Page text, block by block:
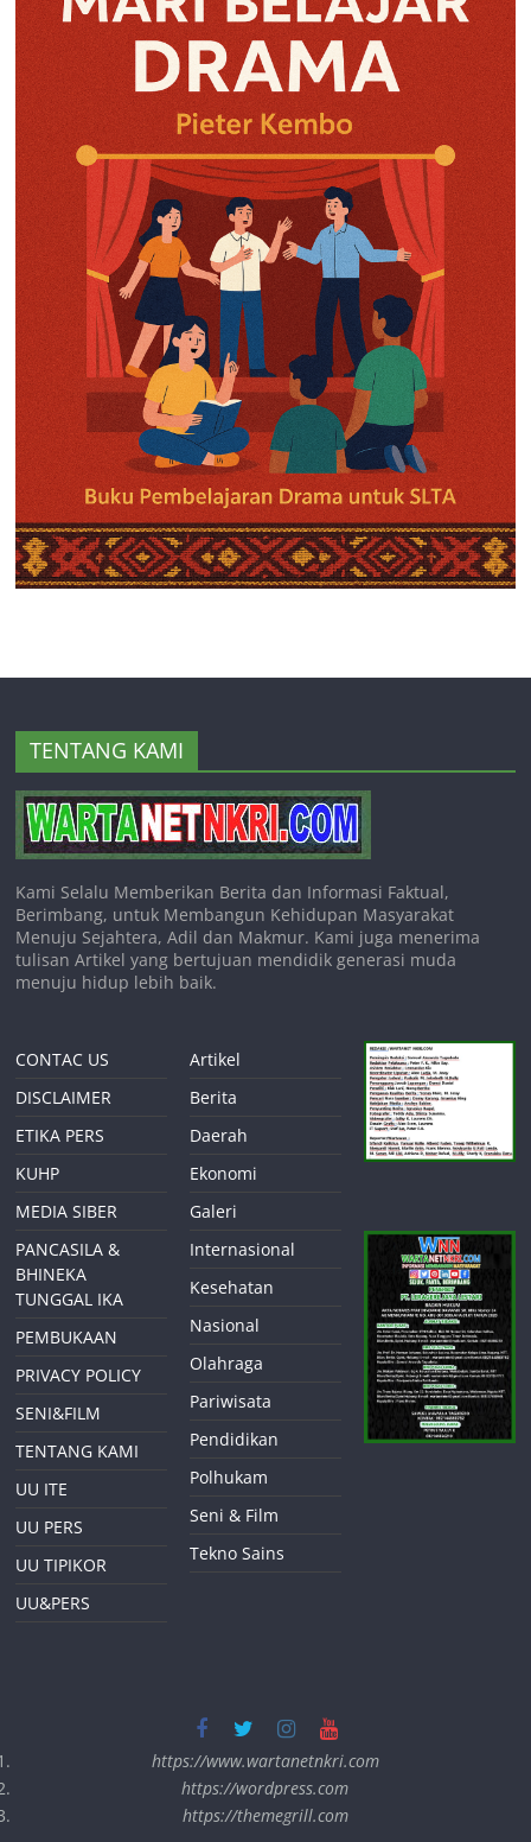
TENTANG KAMI
Kami Selalu Memberikan Berita dan Informasi Faktual,
Berimbang, untuk Membangun Kehidupan Masyarakat
Menuju Sejahtera, Adil dan Makmur. Kami juga menerima
tulisan Artikel yang bertujuan mendidik generasi muda
menuju hidup lebih baik.
CONTAC US
DISCLAIMER
ETIKA PERS
KUHP
MEDIA SIBER
PANCASILA &
BHINEKA
TUNGGAL IKA
PEMBUKAAN
PRIVACY POLICY
SENI&FILM
TENTANG KAMI
UU ITE
UU PERS
UU TIPIKOR
UU&PERS
Artikel
Berita
Daerah
Ekonomi
Galeri
Internasional
Kesehatan
Nasional
Olahraga
Pariwisata
Pendidikan
Polhukam
Seni & Film
Tekno Sains
https://www.wartanetnkri.com
https://wordpress.com
https://themegrill.com